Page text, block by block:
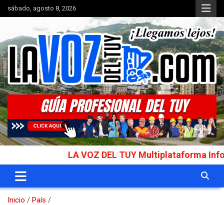
Saltar
al
sábado, agosto 8, 2026
La Voz del Tuy
Portal de noticias
LA VOZ DEL TUY Multiplataforma
Inicio
País